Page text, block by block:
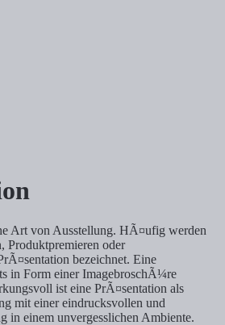
Art von Ausstellung. HÃ¤ufig werden
oder
bezeichnet. Eine
in Form einer ImagebroschÃ¼re
ist eine PrÃ¤sentation als
mit einer eindrucksvollen und
in einem unvergesslichen Ambiente.